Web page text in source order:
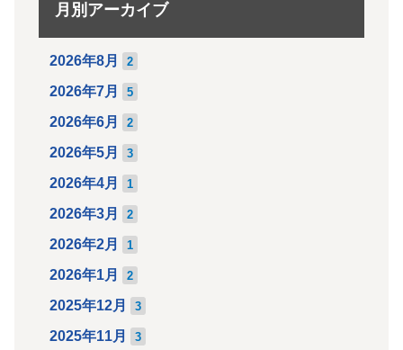
月別アーカイブ
2026年8月 2
2026年7月 5
2026年6月 2
2026年5月 3
2026年4月 1
2026年3月 2
2026年2月 1
2026年1月 2
2025年12月 3
2025年11月 3